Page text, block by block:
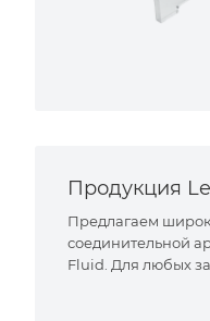
Продукция
Предлагаем
соединительной
Fluid. Для любых